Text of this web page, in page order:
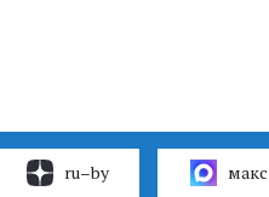
ru–by макс